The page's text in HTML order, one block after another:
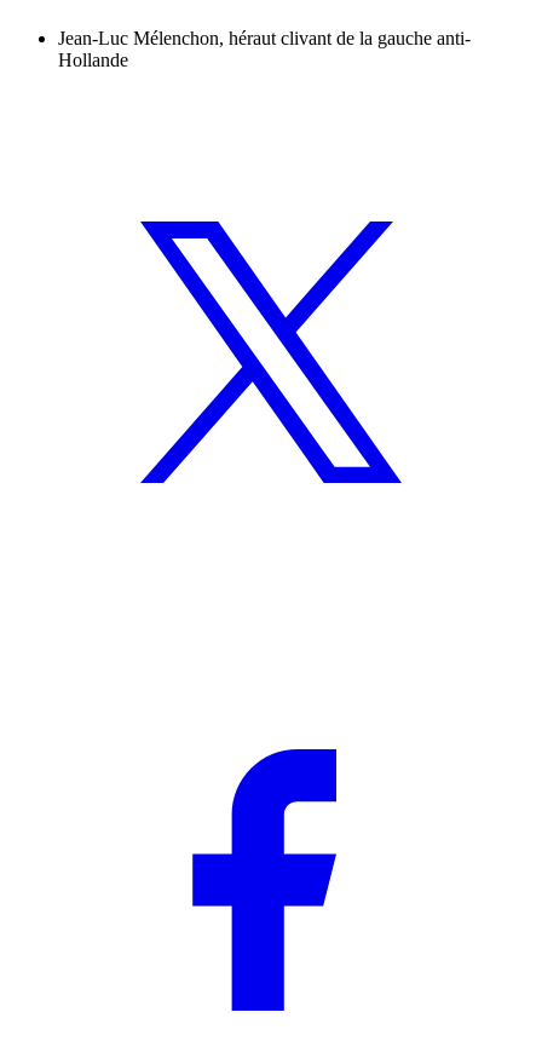
Jean-Luc Mélenchon, héraut clivant de la gauche anti-
Hollande